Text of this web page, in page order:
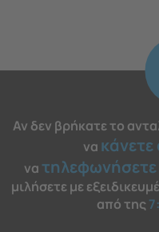
Αν δεν βρήκατε το
να
νατηλεφωνήσετε
μιλήσετε με
από της